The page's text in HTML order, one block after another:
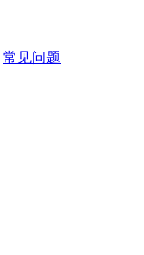
常见问题